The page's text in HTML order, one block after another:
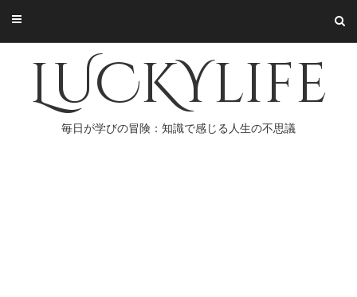
content
LUCKYlife
毎日が学びの冒険：知識で感じる人生の不思議